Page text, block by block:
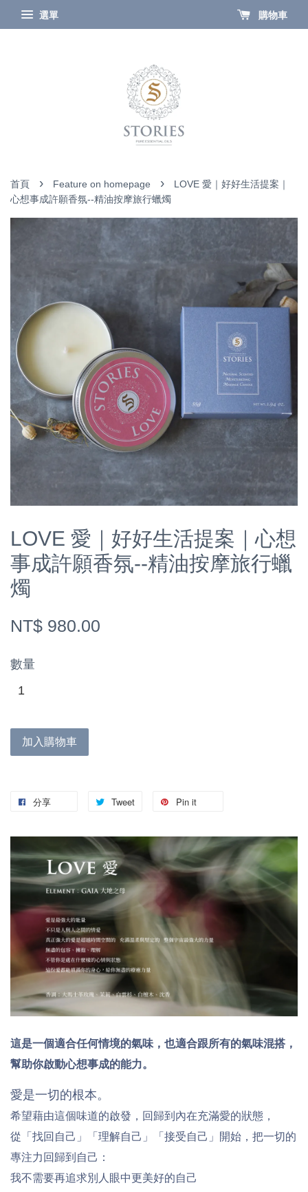
選單 購物車
首頁 › Feature on homepage ›
LOVE 愛｜好好生活提案｜
心想事成許願香氛--精油按摩旅行蠟燭
LOVE 愛｜好好生活提案｜心想
事成許願香氛--精油按摩旅行蠟
燭
NT$ 980.00
數量
加入購物車
分享 Tweet Pin it
這是一個適合任何情境的氣味，也適合跟所有的氣味混搭，
幫助你啟動心想事成的能力。
愛是一切的根本。
希望藉由這個味道的啟發，回歸到內在充滿愛的狀態，
從「找回自己」「理解自己」「接受自己」開始，把一切的
專注力回歸到自己：
我不需要再追求別人眼中更美好的自己